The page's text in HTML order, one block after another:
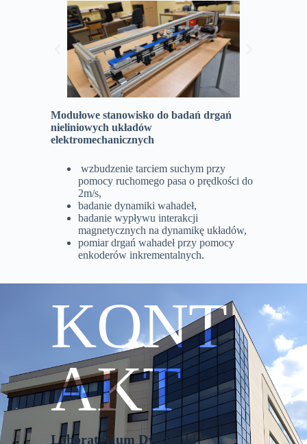
m/s,
przestrzeń komory testowej
maksymalna dopuszczalna amplituda
drgań: +/- 40 mm.
Modułowe stanowisko do badań drgań
nieliniowych układów
elektromechanicznych
wzbudzenie tarciem suchym przy